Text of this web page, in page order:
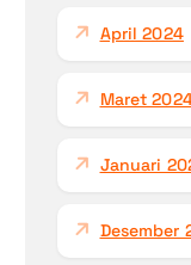
April 2024
Maret
Januari
Desember